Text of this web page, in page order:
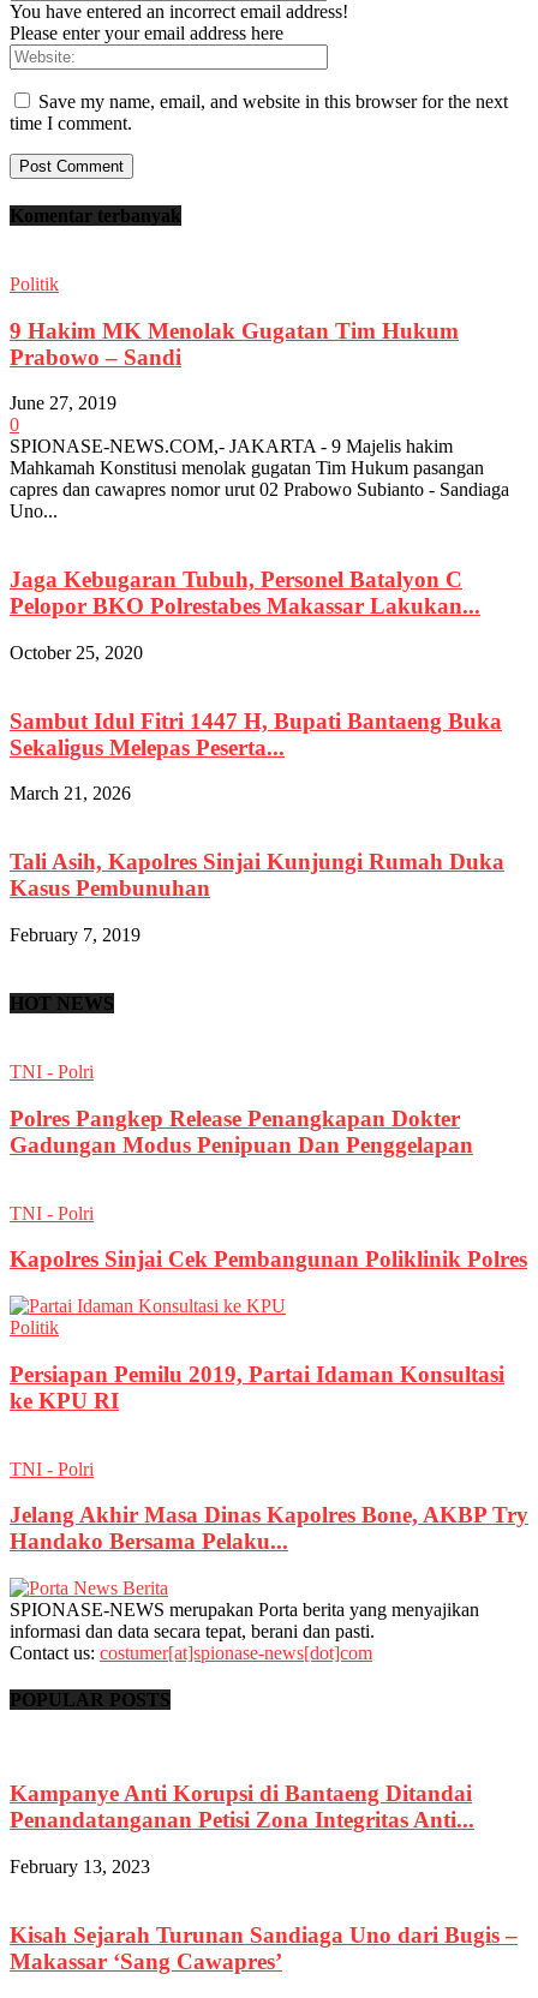
You have entered an incorrect email address!
Please enter your email address here
Save my name, email, and website in this browser for the next
time I comment.
Komentar terbanyak
Politik
9 Hakim MK Menolak Gugatan Tim Hukum
Prabowo – Sandi
June 27, 2019
0
SPIONASE-NEWS.COM,- JAKARTA - 9 Majelis hakim
Mahkamah Konstitusi menolak gugatan Tim Hukum pasangan
capres dan cawapres nomor urut 02 Prabowo Subianto - Sandiaga
Uno...
Jaga Kebugaran Tubuh, Personel Batalyon C
Pelopor BKO Polrestabes Makassar Lakukan...
October 25, 2020
Sambut Idul Fitri 1447 H, Bupati Bantaeng Buka
Sekaligus Melepas Peserta...
March 21, 2026
Tali Asih, Kapolres Sinjai Kunjungi Rumah Duka
Kasus Pembunuhan
February 7, 2019
HOT NEWS
TNI - Polri
Polres Pangkep Release Penangkapan Dokter
Gadungan Modus Penipuan Dan Penggelapan
TNI - Polri
Kapolres Sinjai Cek Pembangunan Poliklinik Polres
Politik
Persiapan Pemilu 2019, Partai Idaman Konsultasi
ke KPU RI
TNI - Polri
Jelang Akhir Masa Dinas Kapolres Bone, AKBP Try
Handako Bersama Pelaku...
SPIONASE-NEWS merupakan Porta berita yang menyajikan
informasi dan data secara tepat, berani dan pasti.
Contact us: costumer[at]spionase-news[dot]com
POPULAR POSTS
Kampanye Anti Korupsi di Bantaeng Ditandai
Penandatanganan Petisi Zona Integritas Anti...
February 13, 2023
Kisah Sejarah Turunan Sandiaga Uno dari Bugis –
Makassar ‘Sang Cawapres’